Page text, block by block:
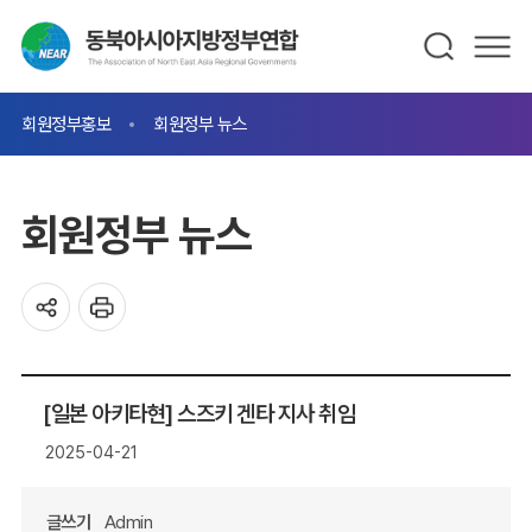
회원정부홍보 회원정부 뉴스
회원정부 뉴스
[일본 아키타현] 스즈키 겐타 지사 취임
2025-04-21
글쓰기 Admin